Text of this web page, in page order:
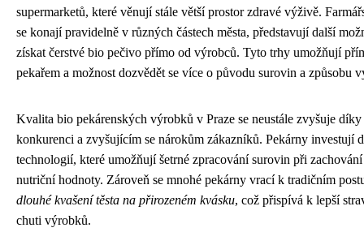
supermarketů, které věnují stále větší prostor zdravé výživě.
se konají pravidelně v různých částech města, představují další
získat čerstvé bio pečivo přímo od výrobců. Tyto trhy umožňují
pekařem a možnost dozvědět se více o původu surovin a způsobu
Kvalita bio pekárenských výrobků v Praze se neustále zvyšuje
konkurenci a zvyšujícím se nárokům zákazníků. Pekárny investují
technologií, které umožňují šetrné zpracování surovin při
nutriční hodnoty. Zároveň se mnohé pekárny vrací k tradičním
dlouhé kvašení těsta na přirozeném kvásku, což přispívá k lepší
chuti výrobků.